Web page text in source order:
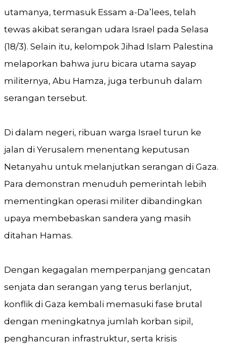
utamanya, termasuk Essam a-Da’lees, telah
tewas akibat serangan udara Israel pada Selasa
(18/3). Selain itu, kelompok Jihad Islam Palestina
melaporkan bahwa juru bicara utama sayap
militernya, Abu Hamza, juga terbunuh dalam
serangan tersebut.
Di dalam negeri, ribuan warga Israel turun ke
jalan di Yerusalem menentang keputusan
Netanyahu untuk melanjutkan serangan di Gaza.
Para demonstran menuduh pemerintah lebih
mementingkan operasi militer dibandingkan
upaya membebaskan sandera yang masih
ditahan Hamas.
Dengan kegagalan memperpanjang gencatan
senjata dan serangan yang terus berlanjut,
konflik di Gaza kembali memasuki fase brutal
dengan meningkatnya jumlah korban sipil,
penghancuran infrastruktur, serta krisis